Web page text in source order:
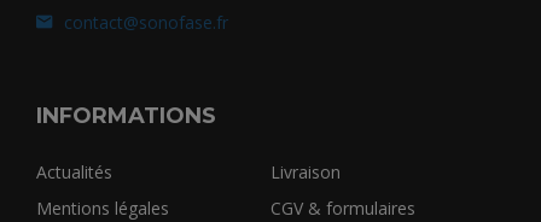
contact@sonofase.fr
INFORMATIONS
Actualités
Livraison
Mentions légales
CGV & formulaires